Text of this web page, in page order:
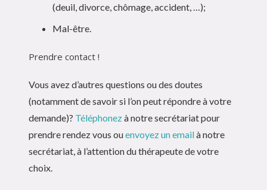
(deuil, divorce, chômage, accident, …);
Mal-être.
Prendre contact !
Vous avez d’autres questions ou des doutes
(notamment de savoir si l’on peut répondre à votre
demande)? Téléphonezà notre secrétariat pour
prendre rendez vous ouenvoyez un emailà notre
secrétariat, à l’attention du thérapeute de votre
choix.